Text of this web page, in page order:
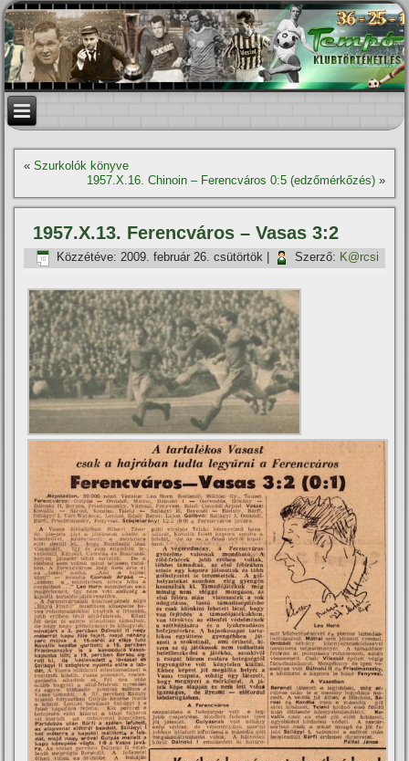
«Szurkolók könyve
1957.X.16. Chinoin – Ferencváros 0:5 (edzőmérkőzés)»
1957.X.13. Ferencváros – Vasas 3:2
Közzétéve: 2009. február 26. csütörtök Szerző: K@rcsi